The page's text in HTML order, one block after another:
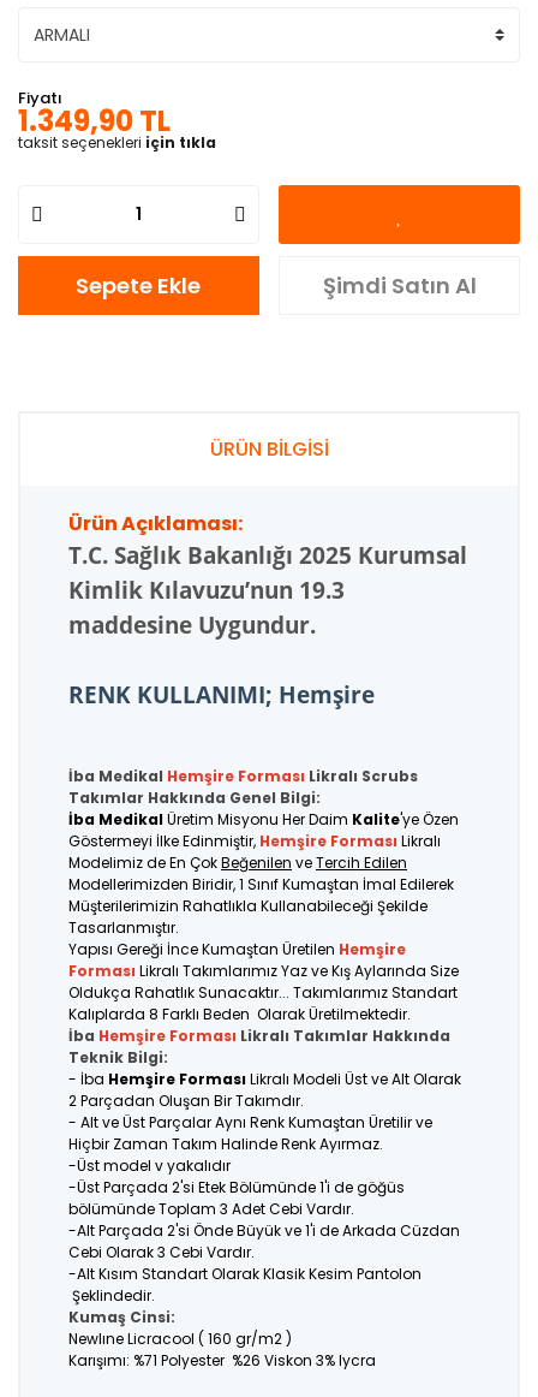
Fiyatı
1.349,90 TL
taksit seçenekleri için tıkla
Sepete Ekle Şimdi Satın Al
ÜRÜN BİLGİSİ
Ürün Açıklaması:
T.C. Sağlık Bakanlığı 2025 Kurumsal
Kimlik Kılavuzu’nun 19.3
maddesine Uygundur.
RENK KULLANIMI; Hemşire
İba Medikal Hemşire Forması Likralı Scrubs
Takımlar Hakkında Genel Bilgi:
İba MedikalÜretim Misyonu Her Daim Kalite'ye Özen
Göstermeyi İlke Edinmiştir, Hemşire Forması Likralı
Modelimiz de En ÇokBeğenilen veTercih Edilen
Modellerimizden Biridir, 1 Sınıf Kumaştan İmal Edilerek
Müşterilerimizin Rahatlıkla Kullanabileceği Şekilde
Tasarlanmıştır.
Yapısı Gereği İnce Kumaştan Üretilen Hemşire
Forması Likralı Takımlarımız Yaz ve Kış Aylarında Size
Oldukça Rahatlık Sunacaktır... Takımlarımız Standart
Kalıplarda 8 Farklı Beden Olarak Üretilmektedir.
İba Hemşire Forması Likralı Takımlar Hakkında
Teknik Bilgi:
- İba Hemşire FormasıLikralı Modeli Üst ve Alt Olarak
2 Parçadan Oluşan Bir Takımdır.
- Alt ve Üst Parçalar Aynı Renk Kumaştan Üretilir ve
Hiçbir Zaman Takım Halinde Renk Ayırmaz.
-Üst model v yakalıdır
-Üst Parçada 2'si Etek Bölümünde 1'i de göğüs
bölümünde Toplam 3 Adet Cebi Vardır.
-Alt Parçada 2'si Önde Büyük ve 1'i de Arkada Cüzdan
Cebi Olarak 3 Cebi Vardır.
-Alt Kısım Standart Olarak Klasik Kesim Pantolon
Şeklindedir.
Kumaş Cinsi:
Newlıne Licracool ( 160 gr/m2 )
Karışımı: %71 Polyester %26 Viskon 3% lycra